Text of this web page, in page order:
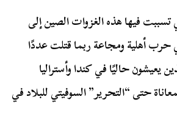
فيها هذه الغزوات الصين إلى
أهلية ومجاعة ربما قتلت عددًا
يعيشون حاليًا في كندا وأستراليا
حتى “التحرير” السوفيتي للبلاد في